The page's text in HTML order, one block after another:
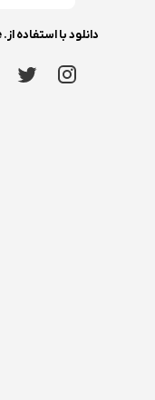
دانلود با استفاده از. QR code